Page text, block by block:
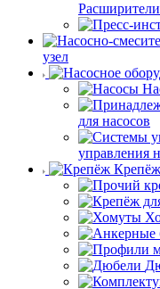
узел
для насосов
управления
Крепёж